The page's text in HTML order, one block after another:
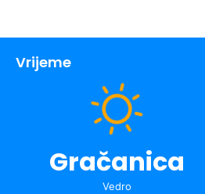
Vrijeme
Gračanica
Vedro